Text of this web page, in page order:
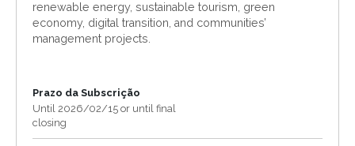
renewable energy, sustainable tourism, green
economy, digital transition, and communities’
management projects.
Prazo da Subscrição
Until 2026/02/15 or until final
closing